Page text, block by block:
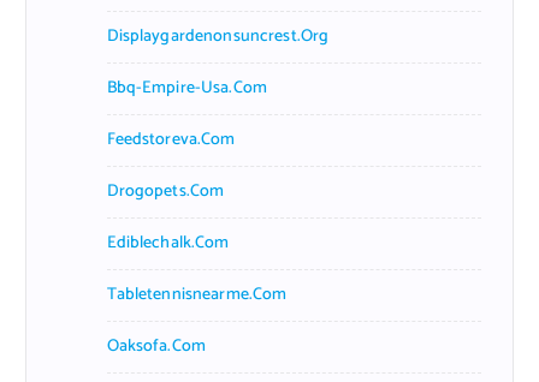
Displaygardenonsuncrest.org
Bbq-Empire-Usa.com
Feedstoreva.com
Drogopets.com
Ediblechalk.com
Tabletennisnearme.com
Oaksofa.com